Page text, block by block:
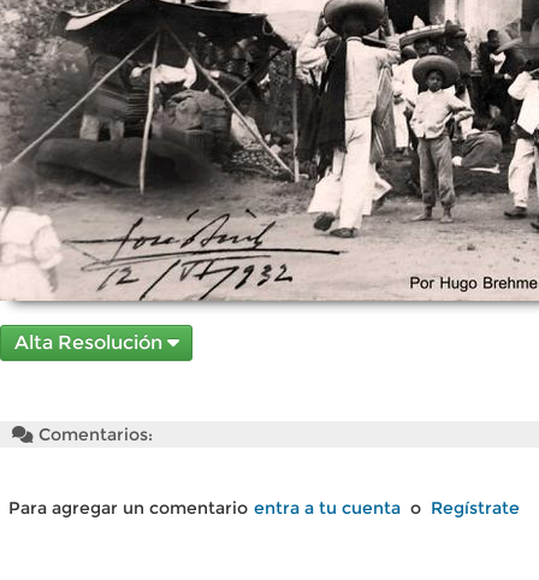
Alta Resolución
Comentarios:
Para agregar un comentario entra a tu cuenta o Regístrate